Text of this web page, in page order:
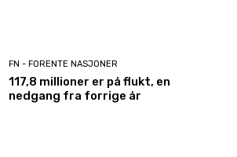
FN - FORENTE NASJONER
117,8 millioner er på flukt, en
nedgang fra forrige år